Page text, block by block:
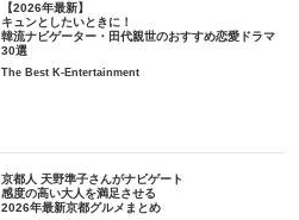
【2026年最新】
キュンとしたいときに！
韓流ナビゲーター・田代親世のおすすめ恋愛ドラマ
30選
The Best K-Entertainment
京都人 天野準子さんがナビゲート
感度の高い大人を満足させる
2026年最新京都グルメまとめ